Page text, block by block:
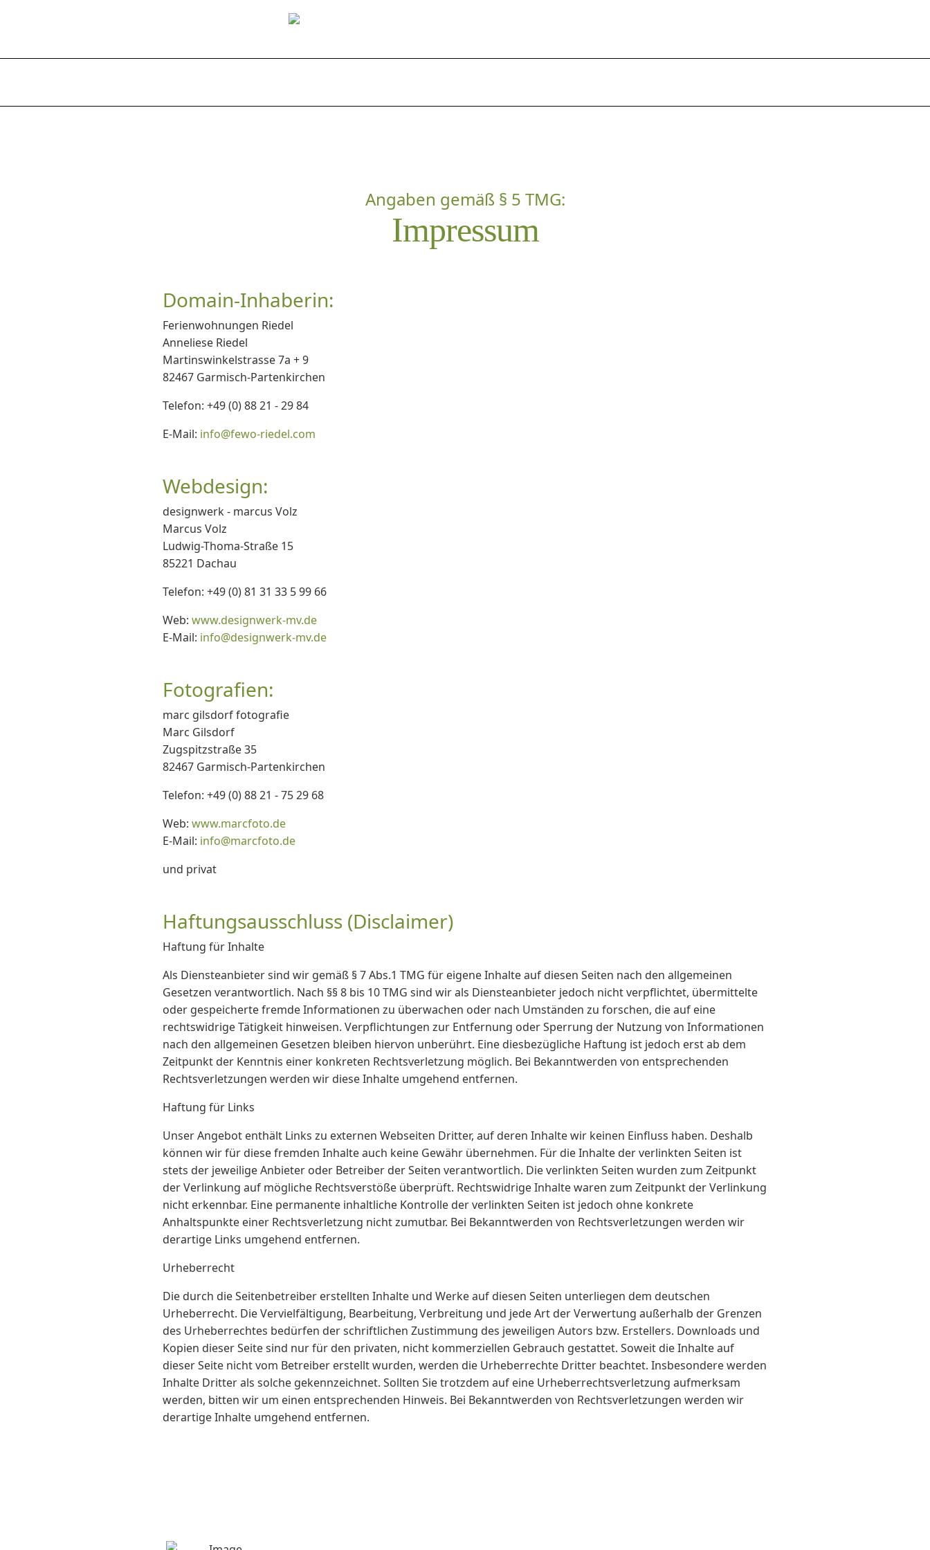
Angaben gemäß § 5 TMG:
Impressum
Domain-Inhaberin:
Ferienwohnungen Riedel
Anneliese Riedel
Martinswinkelstrasse 7a + 9
82467 Garmisch-Partenkirchen
Telefon: +49 (0) 88 21 - 29 84
E-Mail: info@fewo-riedel.com
Webdesign:
designwerk - marcus Volz
Marcus Volz
Ludwig-Thoma-Straße 15
85221 Dachau
Telefon: +49 (0) 81 31 33 5 99 66
Web: www.designwerk-mv.de
E-Mail: info@designwerk-mv.de
Fotografien:
marc gilsdorf fotografie
Marc Gilsdorf
Zugspitzstraße 35
82467 Garmisch-Partenkirchen
Telefon: +49 (0) 88 21 - 75 29 68
Web: www.marcfoto.de
E-Mail: info@marcfoto.de
und privat
Haftungsausschluss (Disclaimer)
Haftung für Inhalte
Als Diensteanbieter sind wir gemäß § 7 Abs.1 TMG für eigene Inhalte auf diesen Seiten nach den allgemeinen
Gesetzen verantwortlich. Nach §§ 8 bis 10 TMG sind wir als Diensteanbieter jedoch nicht verpflichtet, übermittelte
oder gespeicherte fremde Informationen zu überwachen oder nach Umständen zu forschen, die auf eine
rechtswidrige Tätigkeit hinweisen. Verpflichtungen zur Entfernung oder Sperrung der Nutzung von Informationen
nach den allgemeinen Gesetzen bleiben hiervon unberührt. Eine diesbezügliche Haftung ist jedoch erst ab dem
Zeitpunkt der Kenntnis einer konkreten Rechtsverletzung möglich. Bei Bekanntwerden von entsprechenden
Rechtsverletzungen werden wir diese Inhalte umgehend entfernen.
Haftung für Links
Unser Angebot enthält Links zu externen Webseiten Dritter, auf deren Inhalte wir keinen Einfluss haben. Deshalb
können wir für diese fremden Inhalte auch keine Gewähr übernehmen. Für die Inhalte der verlinkten Seiten ist
stets der jeweilige Anbieter oder Betreiber der Seiten verantwortlich. Die verlinkten Seiten wurden zum Zeitpunkt
der Verlinkung auf mögliche Rechtsverstöße überprüft. Rechtswidrige Inhalte waren zum Zeitpunkt der Verlinkung
nicht erkennbar. Eine permanente inhaltliche Kontrolle der verlinkten Seiten ist jedoch ohne konkrete
Anhaltspunkte einer Rechtsverletzung nicht zumutbar. Bei Bekanntwerden von Rechtsverletzungen werden wir
derartige Links umgehend entfernen.
Urheberrecht
Die durch die Seitenbetreiber erstellten Inhalte und Werke auf diesen Seiten unterliegen dem deutschen
Urheberrecht. Die Vervielfältigung, Bearbeitung, Verbreitung und jede Art der Verwertung außerhalb der Grenzen
des Urheberrechtes bedürfen der schriftlichen Zustimmung des jeweiligen Autors bzw. Erstellers. Downloads und
Kopien dieser Seite sind nur für den privaten, nicht kommerziellen Gebrauch gestattet. Soweit die Inhalte auf
dieser Seite nicht vom Betreiber erstellt wurden, werden die Urheberrechte Dritter beachtet. Insbesondere werden
Inhalte Dritter als solche gekennzeichnet. Sollten Sie trotzdem auf eine Urheberrechtsverletzung aufmerksam
werden, bitten wir um einen entsprechenden Hinweis. Bei Bekanntwerden von Rechtsverletzungen werden wir
derartige Inhalte umgehend entfernen.